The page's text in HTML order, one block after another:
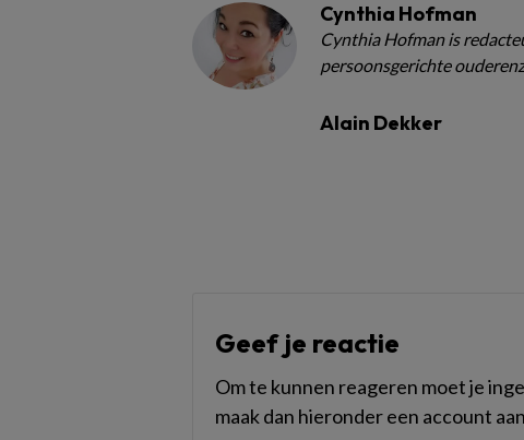
Cynthia Hofman
Cynthia Hofman is
persoonsgerichte
Alain Dekker
Geef je reactie
Om te kunnen reageren moet je
maak dan hieronder een account